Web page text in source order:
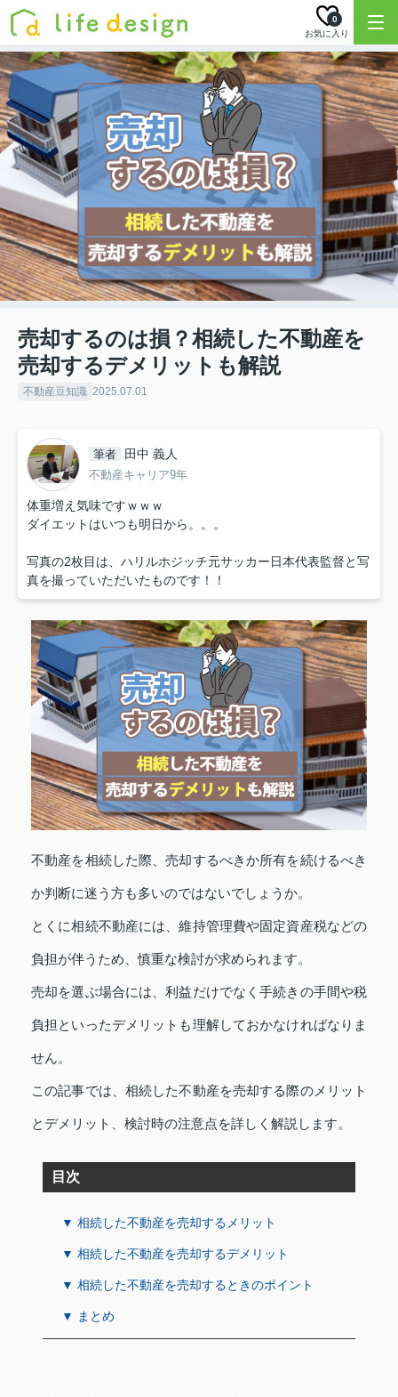
お気に入り
0
売却するのは損？相続した不動産を
売却するデメリットも解説
不動産豆知識 2025.07.01
筆者 田中 義人
不動産キャリア9年
体重増え気味ですｗｗｗ
ダイエットはいつも明日から。。。
写真の2枚目は、ハリルホジッチ元サッカー日本代表監督と写
真を撮っていただいたものです！！
不動産を相続した際、売却するべきか所有を続けるべき
か判断に迷う方も多いのではないでしょうか。
とくに相続不動産には、維持管理費や固定資産税などの
負担が伴うため、慎重な検討が求められます。
売却を選ぶ場合には、利益だけでなく手続きの手間や税
負担といったデメリットも理解しておかなければなりま
せん。
この記事では、相続した不動産を売却する際のメリット
とデメリット、検討時の注意点を詳しく解説します。
目次
▼ 相続した不動産を売却するメリット
▼ 相続した不動産を売却するデメリット
▼ 相続した不動産を売却するときのポイント
▼ まとめ